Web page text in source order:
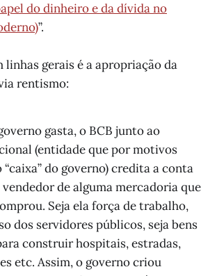
do dinheiro e da dívida no
”.
linhas gerais é a apropriação da
rentismo:
gasta, o BCB junto ao
(entidade que por motivos
do governo) credita a conta
de alguma mercadoria que
Seja ela força de trabalho,
dos servidores públicos, seja bens
construir hospitais, estradas,
etc. Assim, o governo criou